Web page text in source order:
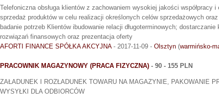
Telefoniczna obsługa klientów z zachowaniem wysokiej jakości współpracy
sprzedaż produktów w celu realizacji określonych celów sprzedażowych
badanie potrzeb Klientów ibudowanie relacji długoterminowych;
rozwiązań finansowych oraz prezentacja oferty
AFORTI FINANCE SPÓŁKA AKCYJNA- 2017-11-09 - Olsztyn (warmińsko-
PRACOWNIK MAGAZYNOWY (PRACA FIZYCZNA) - 90 - 155 PLN
ZAŁADUNEK I ROZŁADUNEK TOWARU NA MAGAZYNIE, PAKOWANIE
WYSYŁKI DLA ODBIORCÓW